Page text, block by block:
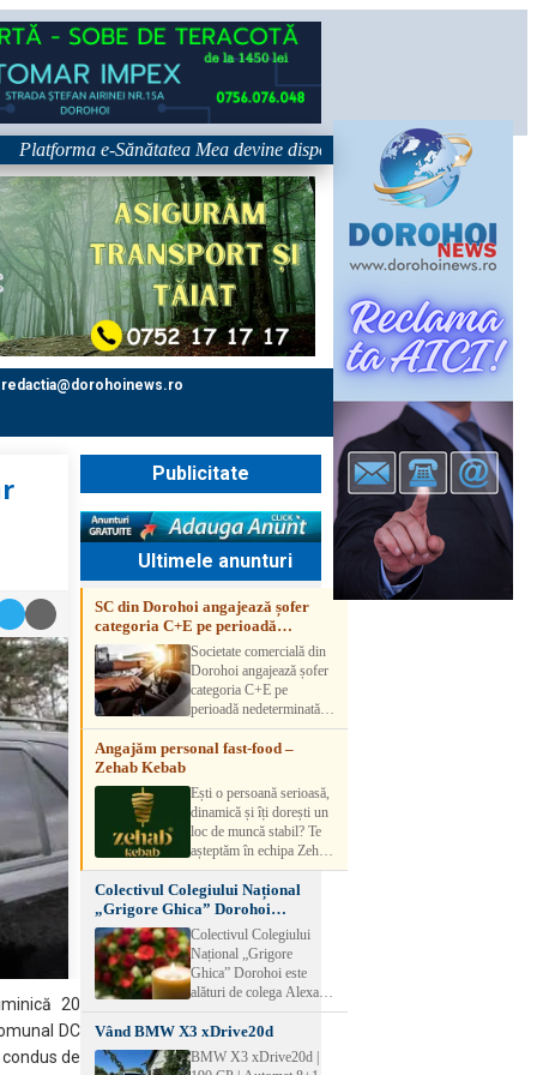
e-Sănătatea Mea devine disponibilă pe 1 septembrie:
redactia@dorohoinews.ro
20
DC
de
Publicitate
Ultimele anunturi
SC din Dorohoi angajează șofer
categoria C+E pe perioadă
nedeterminatăSocietate comercială din
Dorohoi angajează șofer
categoria C+E pe
perioadă nedeterminată.
Candidatul trebuie să
aibă experiență și atestat
detalii, vă rog să sunați la
numărul de telefon.
Angajăm personal fast-food –
Zehab Kebab
Ești o persoană serioasă,
dinamică și îți dorești un
loc de muncă stabil? Te
așteptăm în echipa Zehab
Kebab! Posturi
disponibile: -
SHAORMAR AJUTOR
BUCATAR 2/posturi -
LUCRATOR
COMERCIAL
VANZATOR /2 posturi
muncă Program flexibil
Salariu motivant, în
funcție de experienț
Colectivul Colegiului Național
„Grigore Ghica” Dorohoi
transmite sincere condoleanțe
Colectivul Colegiului
Național „Grigore
Ghica” Dorohoi este
alături de colega Alexa
Lăcrămioara la trecerea în
neființă a soțului și
transmite sincere
condoleanțe familiei.
Vând BMW X3 xDrive20d
BMW X3 xDrive20d |